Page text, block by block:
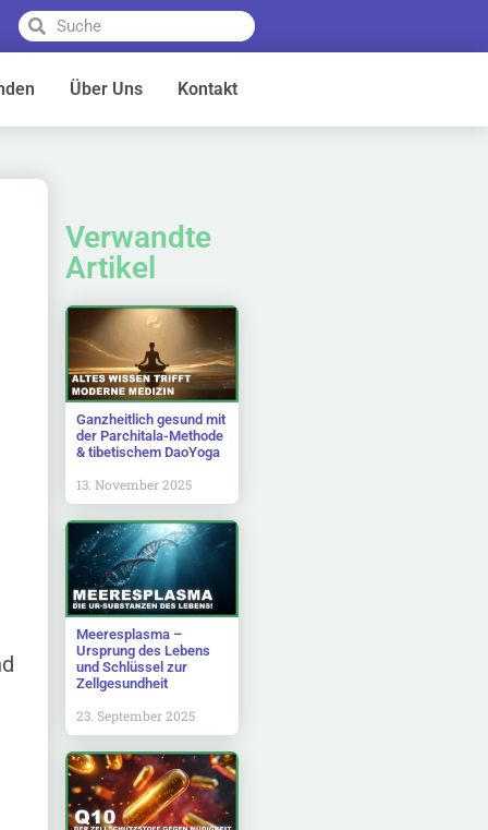
Über Uns Kontakt
Verwandte
Artikel
Ganzheitlich gesund mit
der Parchitala-Methode
& tibetischem DaoYoga
13. November 2025
Meeresplasma –
Ursprung des Lebens
und Schlüssel zur
Zellgesundheit
23. September 2025